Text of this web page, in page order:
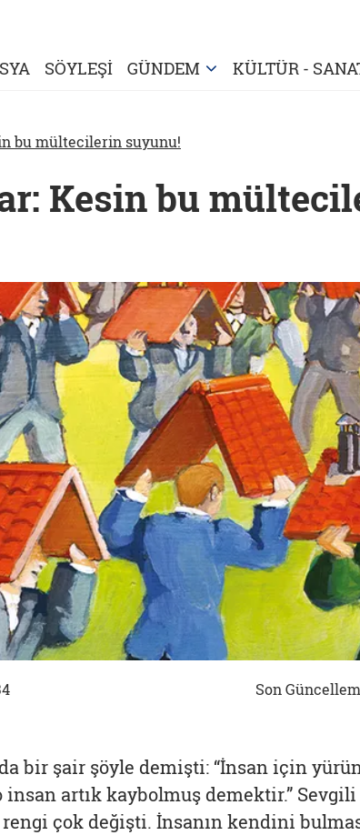
SÖYLEŞİ GÜNDEM KÜLTÜR -
bu mültecilerin suyunu!
Kesin bu
Son
bir şair şöyle demişti: “İnsan için
artık kaybolmuş demektir.” Sevgili
çok değişti. İnsanın kendini